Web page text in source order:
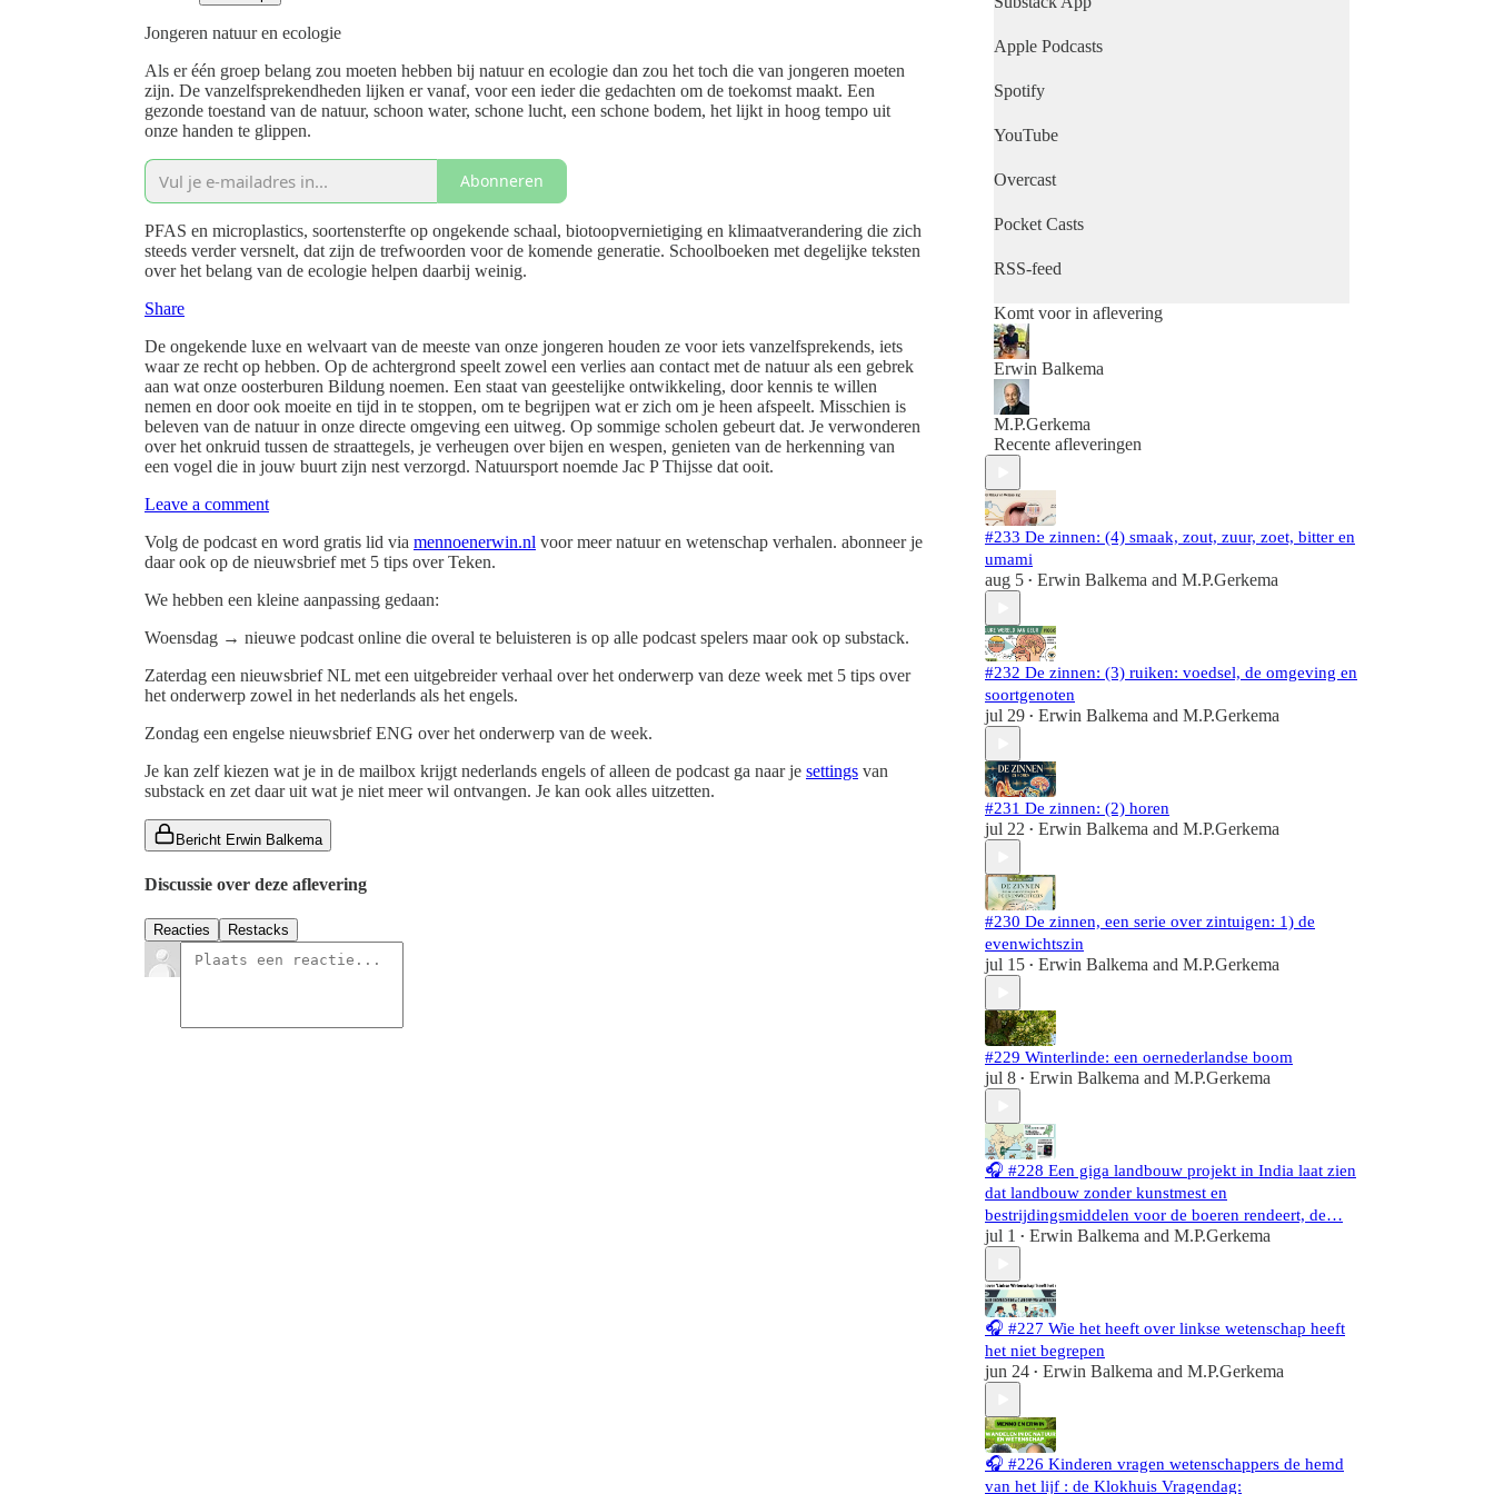
Jongeren natuur en ecologie
Als er één groep belang zou moeten hebben bij natuur en ecologie dan zou het toch die van jongeren moeten
zijn. De vanzelfsprekendheden lijken er vanaf, voor een ieder die gedachten om de toekomst maakt. Een
gezonde toestand van de natuur, schoon water, schone lucht, een schone bodem, het lijkt in hoog tempo uit
onze handen te glippen.
Abonneren
PFAS en microplastics, soortensterfte op ongekende schaal, biotoopvernietiging en klimaatverandering die zich
steeds verder versnelt, dat zijn de trefwoorden voor de komende generatie. Schoolboeken met degelijke teksten
over het belang van de ecologie helpen daarbij weinig.
Share
De ongekende luxe en welvaart van de meeste van onze jongeren houden ze voor iets vanzelfsprekends, iets
waar ze recht op hebben. Op de achtergrond speelt zowel een verlies aan contact met de natuur als een gebrek
aan wat onze oosterburen Bildung noemen. Een staat van geestelijke ontwikkeling, door kennis te willen
nemen en door ook moeite en tijd in te stoppen, om te begrijpen wat er zich om je heen afspeelt. Misschien is
beleven van de natuur in onze directe omgeving een uitweg. Op sommige scholen gebeurt dat. Je verwonderen
over het onkruid tussen de straattegels, je verheugen over bijen en wespen, genieten van de herkenning van
een vogel die in jouw buurt zijn nest verzorgd. Natuursport noemde Jac P Thijsse dat ooit.
Leave a comment
Volg de podcast en word gratis lid via mennoenerwin.nl voor meer natuur en wetenschap verhalen. abonneer je
daar ook op de nieuwsbrief met 5 tips over Teken.
We hebben een kleine aanpassing gedaan:
Woensdag → nieuwe podcast online die overal te beluisteren is op alle podcast spelers maar ook op substack.
Zaterdag een nieuwsbrief NL met een uitgebreider verhaal over het onderwerp van deze week met 5 tips over
het onderwerp zowel in het nederlands als het engels.
Zondag een engelse nieuwsbrief ENG over het onderwerp van de week.
Je kan zelf kiezen wat je in de mailbox krijgt nederlands engels of alleen de podcast ga naar je settings van
substack en zet daar uit wat je niet meer wil ontvangen. Je kan ook alles uitzetten.
Bericht Erwin Balkema
Discussie over deze aflevering
Reacties Restacks
Apple Podcasts
Spotify
YouTube
Overcast
Pocket Casts
RSS-feed
Komt voor in aflevering
Erwin Balkema
M.P.Gerkema
Recente afleveringen
#233 De zinnen: (4) smaak, zout, zuur, zoet, bitter en
umami
aug 5 • Erwin Balkema and M.P.Gerkema
#232 De zinnen: (3) ruiken: voedsel, de omgeving en
soortgenoten
jul 29 • Erwin Balkema and M.P.Gerkema
#231 De zinnen: (2) horen
jul 22 • Erwin Balkema and M.P.Gerkema
#230 De zinnen, een serie over zintuigen: 1) de
evenwichtszin
jul 15 • Erwin Balkema and M.P.Gerkema
#229 Winterlinde: een oernederlandse boom
jul 8 • Erwin Balkema and M.P.Gerkema
🎧 #228 Een giga landbouw projekt in India laat zien
dat landbouw zonder kunstmest en
bestrijdingsmiddelen voor de boeren rendeert, de…
jul 1 • Erwin Balkema and M.P.Gerkema
🎧 #227 Wie het heeft over linkse wetenschap heeft
het niet begrepen
jun 24 • Erwin Balkema and M.P.Gerkema
🎧 #226 Kinderen vragen wetenschappers de hemd
van het lijf : de Klokhuis Vragendag: